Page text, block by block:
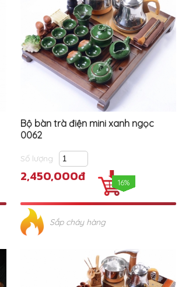
Bộ bàn trà điện mini xanh ngọc
0062
Số lượng
2,450,000đ 16%
Sắp cháy hàng